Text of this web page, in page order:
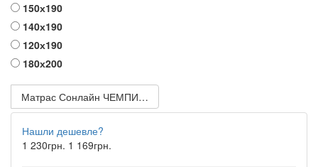
150х190
140х190
120х190
180х200
Матрас Сонлайн ЧЕМПИОН COCOS 1
Нашли дешевле?
1 230грн. 1 169грн.